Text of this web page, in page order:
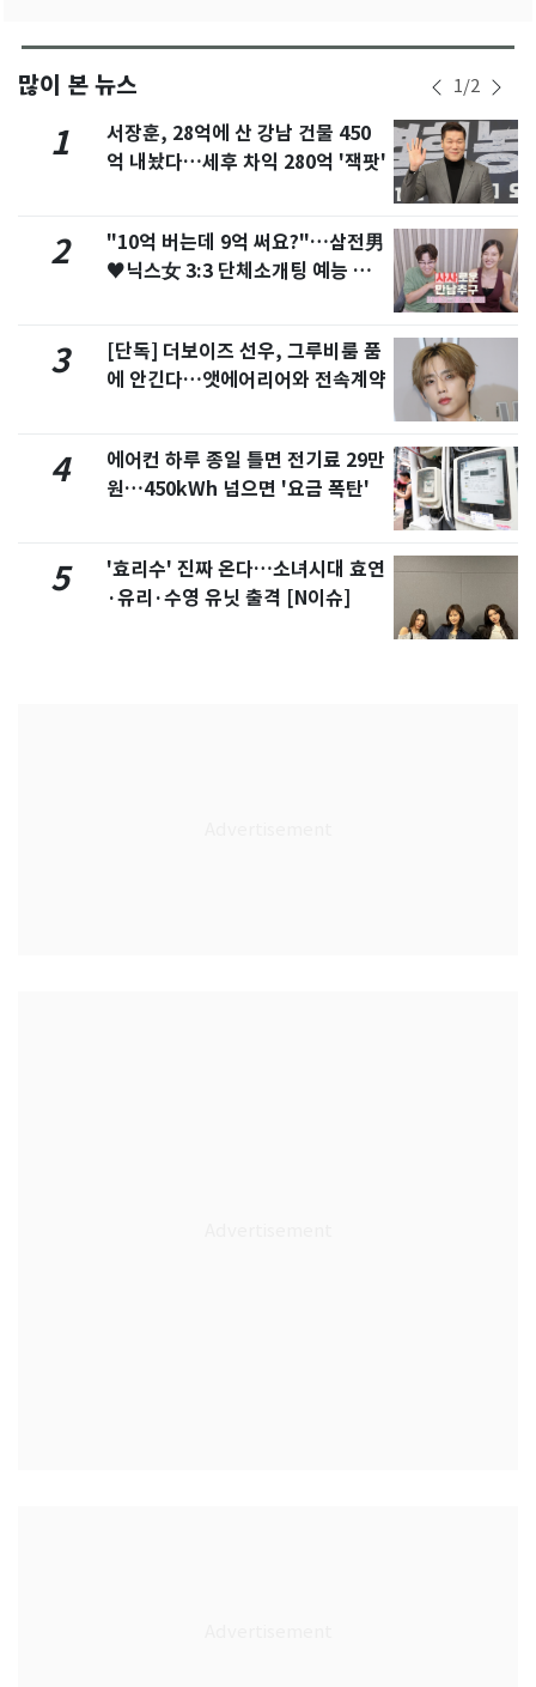
많이 본 뉴스 1/2
1
서장훈, 28억에 산 강남 건물 450
억 내놨다…세후 차익 280억 '잭팟'
2
"10억 버는데 9억 써요?"…삼전男
♥닉스女 3:3 단체소개팅 예능 화
3
[단독] 더보이즈 선우, 그루비룸 품
에 안긴다…앳에어리어와 전속계약
4
에어컨 하루 종일 틀면 전기료 29만
원…450kWh 넘으면 '요금 폭탄'
5
'효리수' 진짜 온다…소녀시대 효연
·유리·수영 유닛 출격 [N이슈]